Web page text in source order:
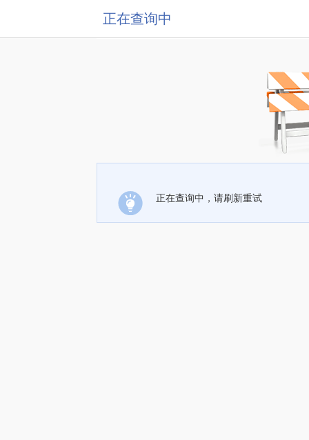
正在查询中
正在查询中，请刷新重试